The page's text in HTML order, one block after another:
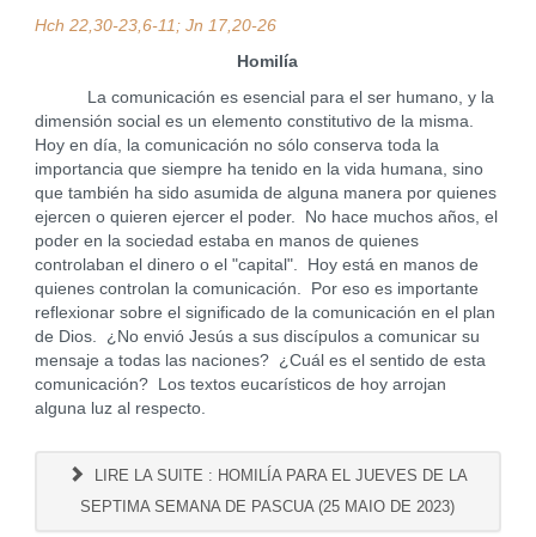
Hch 22,30-23,6-11; Jn 17,20-26
Homilía
La comunicación es esencial para el ser humano, y la
dimensión social es un elemento constitutivo de la misma.
Hoy en día, la comunicación no sólo conserva toda la
importancia que siempre ha tenido en la vida humana, sino
que también ha sido asumida de alguna manera por quienes
ejercen o quieren ejercer el poder. No hace muchos años, el
poder en la sociedad estaba en manos de quienes
controlaban el dinero o el "capital". Hoy está en manos de
quienes controlan la comunicación. Por eso es importante
reflexionar sobre el significado de la comunicación en el plan
de Dios. ¿No envió Jesús a sus discípulos a comunicar su
mensaje a todas las naciones? ¿Cuál es el sentido de esta
comunicación? Los textos eucarísticos de hoy arrojan
alguna luz al respecto.
LIRE LA SUITE : HOMILÍA PARA EL JUEVES DE LA
SEPTIMA SEMANA DE PASCUA (25 MAIO DE 2023)